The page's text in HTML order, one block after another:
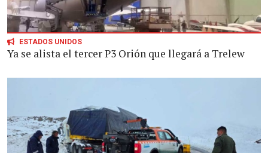
ESTADOS UNIDOS
Ya se alista el tercer P3 Orión que llegará a Trelew